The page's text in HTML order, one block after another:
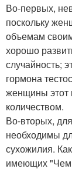
Во-первых,
поскольку
объемам
хорошо
случайность;
гормона
женщины этот
количеством.
Во-вторых,
необходимы
сухожилия.
имеющих